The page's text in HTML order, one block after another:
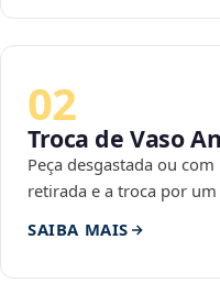
02
Troca de Vaso
Peça desgastada ou
retirada e a troca por
SAIBA MAIS